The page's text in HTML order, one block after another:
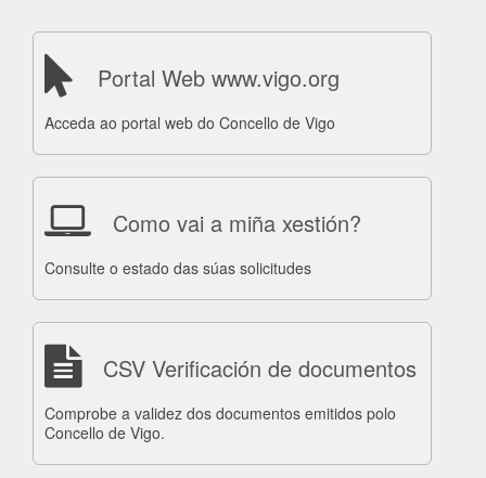
Portal Web www.vigo.org
Acceda ao portal web do Concello de Vigo
Como vai a miña xestión?
Consulte o estado das súas solicitudes
CSV Verificación de documentos
Comprobe a validez dos documentos emitidos polo
Concello de Vigo.